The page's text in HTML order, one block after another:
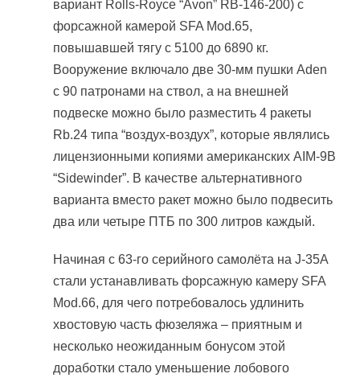
вариант Rolls-Royce “Avon” RB-146-200) с
форсажной камерой SFA Mod.65,
повышавшей тягу с 5100 до 6890 кг.
Вооружение включало две 30-мм пушки Aden
с 90 патронами на ствол, а на внешней
подвеске можно было разместить 4 ракеты
Rb.24 типа “воздух-воздух”, которые являлись
лицензионными копиями американских AIM-9B
“Sidewinder”. В качестве альтернативного
варианта вместо ракет можно было подвесить
два или четыре ПТБ по 300 литров каждый.
Начиная с 63-го серийного самолёта на J-35A
стали устанавливать форсажную камеру SFA
Mod.66, для чего потребовалось удлинить
хвостовую часть фюзеляжа – приятным и
несколько неожиданным бонусом этой
доработки стало уменьшение лобового